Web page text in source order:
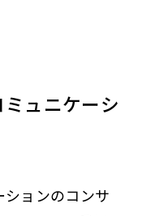
ュニケーシ
ョンのコンサ